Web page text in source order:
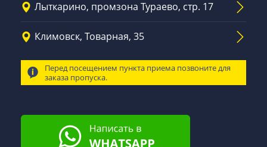
Лыткарино, промзона Тураево, стр. 17
Климовск, Товарная, 35
Перед посещением пункта приема позвоните для
заказа пропуска.